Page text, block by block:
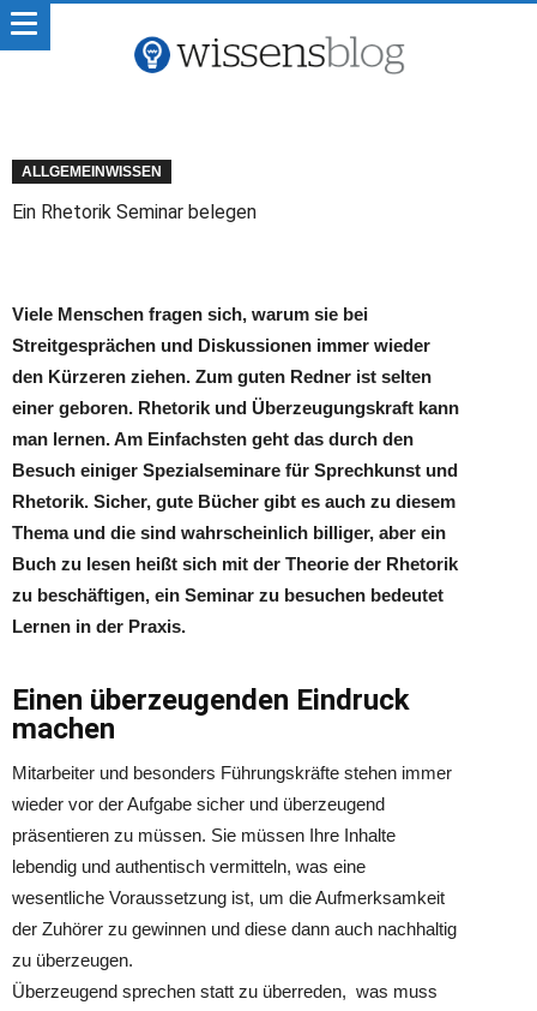
ALLGEMEINWISSEN
Ein Rhetorik Seminar belegen
Viele Menschen fragen sich, warum sie bei
Streitgesprächen und Diskussionen immer wieder
den Kürzeren ziehen. Zum guten Redner ist selten
einer geboren. Rhetorik und Überzeugungskraft kann
man lernen. Am Einfachsten geht das durch den
Besuch einiger Spezialseminare für Sprechkunst und
Rhetorik. Sicher, gute Bücher gibt es auch zu diesem
Thema und die sind wahrscheinlich billiger, aber ein
Buch zu lesen heißt sich mit der Theorie der Rhetorik
zu beschäftigen, ein Seminar zu besuchen bedeutet
Lernen in der Praxis.
Einen überzeugenden Eindruck
machen
Mitarbeiter und besonders Führungskräfte stehen immer
wieder vor der Aufgabe sicher und überzeugend
präsentieren zu müssen. Sie müssen Ihre Inhalte
lebendig und authentisch vermitteln, was eine
wesentliche Voraussetzung ist, um die Aufmerksamkeit
der Zuhörer zu gewinnen und diese dann auch nachhaltig
zu überzeugen.
Überzeugend sprechen statt zu überreden, was muss